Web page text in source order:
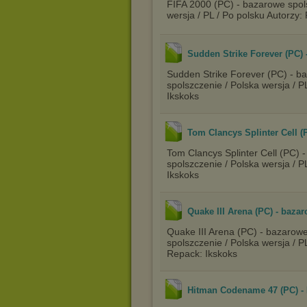
FIFA 2000 (PC) - bazarowe
wersja / PL / Po polsku
Sudden Strike Forever
Sudden Strike Forever (PC) -
spolszczenie / Polska wersja /
Ikskoks
Tom Clancys Splinter Cell
Tom Clancys Splinter Cell (PC)
spolszczenie / Polska wersja /
Ikskoks
Quake III Arena (PC) -
Quake III Arena (PC) -
spolszczenie / Polska wersja /
Repack: Ikskoks
Hitman Codename 47 (PC)